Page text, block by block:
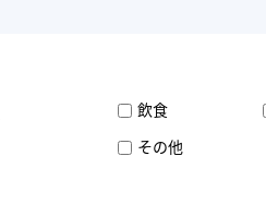
飲食
その他